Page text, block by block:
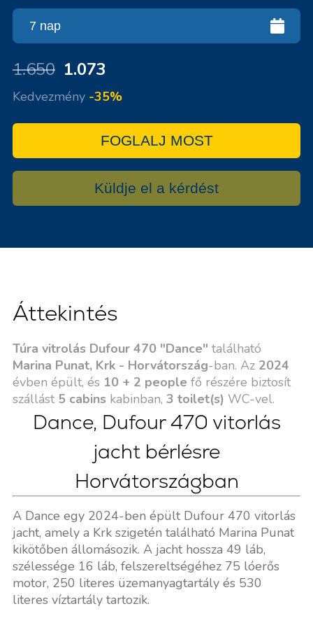
1.650 1.073
Kedvezmény -35%
FOGLALJ MOST
Küldje el a kérdést
Áttekintés
Túra vitrolás Dufour 470 "Dance" található
Marina Punat, Krk - Horvátország-ban. Az 2024
évben épült, és 10 + 2 people fő részére biztosít
szállást 5 cabinskabinban, 3 toilet(s) WC-vel.
Dance, Dufour 470 vitorlás
jacht bérlésre
Horvátországban
A Dance egy 2024-ben épült Dufour 470 vitorlás
jacht, amely a Krk szigetén található Marina Punat
kikötőben állomásozik. A jacht hossza 49 láb,
szélessége 16 láb, felszereltségéhez 75 lóerős
motor, 250 literes üzemanyagtartály és 530
literes víztartály tartozik.